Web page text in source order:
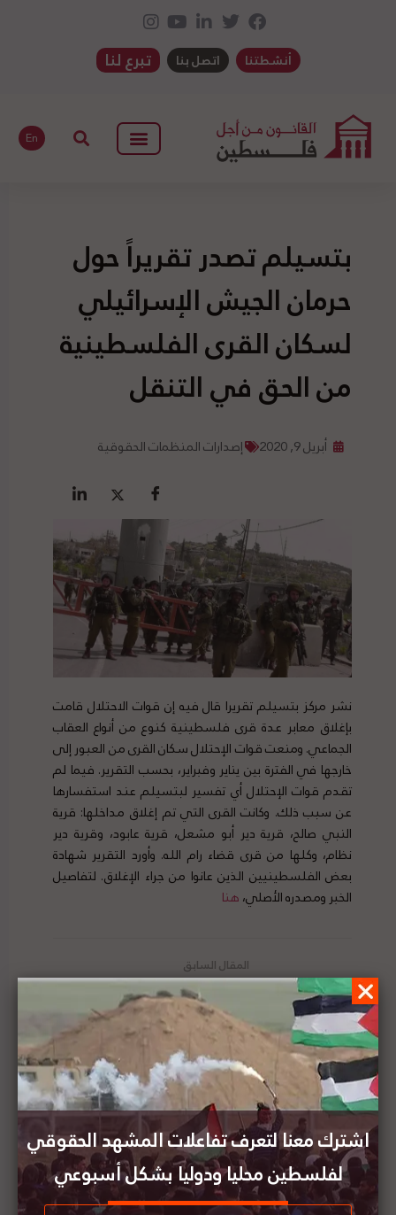
أنشطتنا اتصل بنا تبرع لنا
En
بتسيلم تصدر تقريراً حول
حرمان الجيش الإسرائيلي
لسكان القرى الفلسطينية
من الحق في التنقل
أبريل 9, 2020 إصدارات المنظمات الحقوقية
نشر مركز بتسيلم تقريرا قال فيه إن قوات الاحتلال قامت
بإغلاق معابر عدة قرى فلسطينية كنوع من أنواع العقاب
الجماعي. ومنعت قوات الإحتلال سكان القرى من العبور إلى
خارجها في الفترة بين يناير وفبراير، بحسب التقرير. فيما لم
تقدم قوات الإحتلال أي تفسير لبتسيلم عند استفسارها
عن سبب ذلك. وكانت القرى التي تم إغلاق مداخلها: قرية
النبي صالح، قرية دير أبو مشعل، قرية عابود، وقرية دير
نظام، وكلها من قرى قضاء رام الله. وأورد التقرير شهادة
بعض الفلسطينيين الذين عانوا من جراء الإغلاق. لتفاصيل
الخبر ومصدره الأصلي،هنا
دراسة علمية حول الأمم المتحدة والاحتلال غير
القانوني لفلسطين
دراسة حول سيادة القانون وتفسيرات رئيس محكمة
العدل الإسرائيلية لقوانين الاحتلال الحربي فيما يخص
الأراضي الفلسطينية
اشترك معنا لتعرف تفاعلات المشهد الحقوقي
لفلسطين محليا ودوليا بشكل أسبوعي